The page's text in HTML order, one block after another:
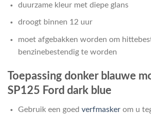
duurzame kleur met diepe glans
droogt binnen 12 uur
moet afgebakken worden om
benzinebestendig te worden
Toepassing donker blauwe
SP125 Ford dark blue
Gebruik een goed verfmaskerom u